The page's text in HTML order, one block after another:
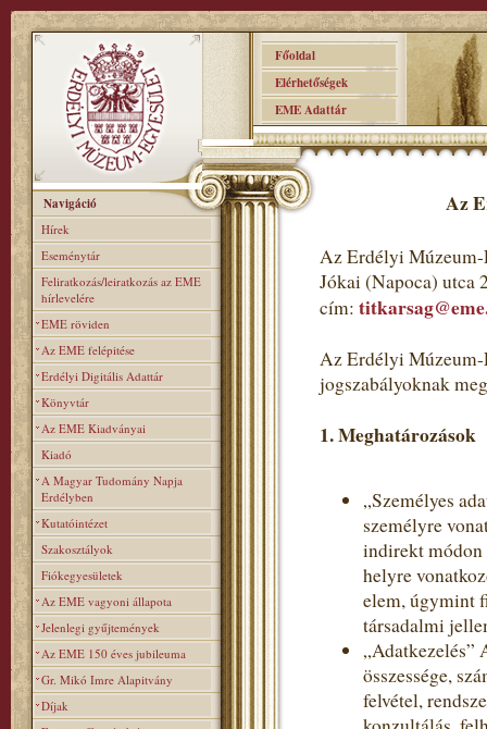
Főoldal
Elérhetőségek
EME Adattár
Navigáció
Hírek
Eseménytár
Feliratkozás/leiratkozás az EME
hírlevelére
EME röviden
Az EME felépitése
Erdélyi Digitális Adattár
Könyvtár
Az EME Kiadványai
Kiadó
A Magyar Tudomány Napja
Erdélyben
Kutatóintézet
Szakosztályok
Fiókegyesületek
Az EME vagyoni állapota
Jelenlegi gyűjtemények
Az EME 150 éves jubileuma
Gr. Mikó Imre Alapitvány
Díjak
Az
Az Erdélyi
Jókai (Napoca) utca
cím:
Az Erdélyi Múzeum-
jogszabályoknak
1. Meghatározások
„Személyes
személyre
indirekt módon
helyre
elem, úgymint
társadalmi
„Adatkezelés”
összessége,
felvétel,